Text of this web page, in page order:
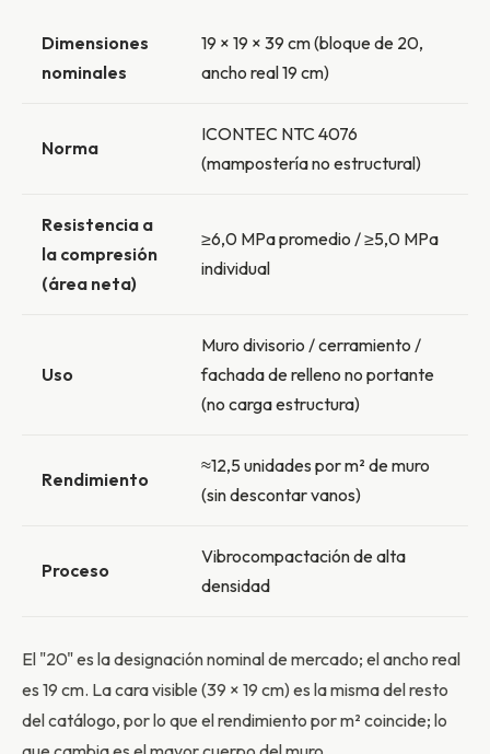
Dimensiones
nominales
19 × 19 × 39 cm (bloque de 20,
ancho real 19 cm)
Norma
ICONTEC NTC 4076
(mampostería no estructural)
Resistencia a
la compresión
(área neta)
≥6,0 MPa promedio / ≥5,0 MPa
individual
Uso
Muro divisorio / cerramiento /
fachada de relleno no portante
(no carga estructura)
Rendimiento
≈12,5 unidades por m² de muro
(sin descontar vanos)
Proceso
Vibrocompactación de alta
densidad
El "20" es la designación nominal de mercado; el ancho real
es 19 cm. La cara visible (39 × 19 cm) es la misma del resto
del catálogo, por lo que el rendimiento por m² coincide; lo